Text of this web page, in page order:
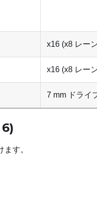
x16 (x8 レー
x16 (x8 レー
7 mm ドライ
す。